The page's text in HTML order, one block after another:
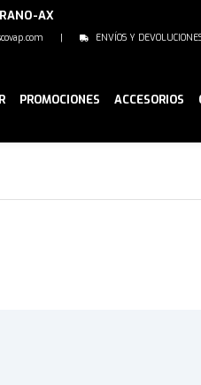
AX
| ENVÍOS Y
PROMOCIONES ACCESORIOS